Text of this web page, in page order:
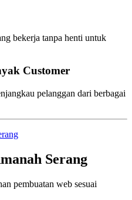
bekerja tanpa henti untuk
Customer
pelanggan dari berbagai
Serang
pembuatan web sesuai